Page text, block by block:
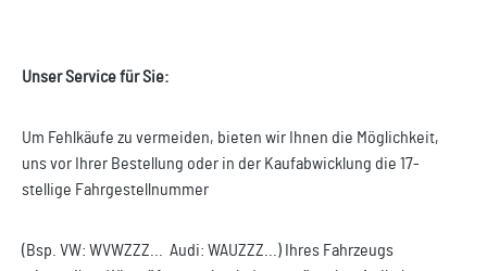
Unser Service für Sie:
Um Fehlkäufe zu vermeiden, bieten wir Ihnen die Möglichkeit,
uns vor Ihrer Bestellung oder in der Kaufabwicklung die 17-
stellige Fahrgestellnummer
(Bsp. VW: WVWZZZ... Audi: WAUZZZ...) Ihres Fahrzeugs